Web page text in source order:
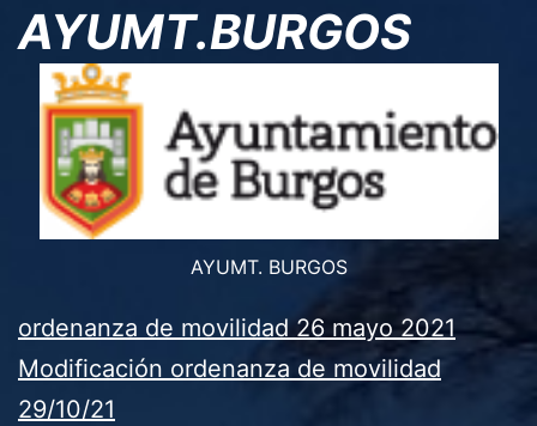
AYUMT.BURGOS
AYUMT. BURGOS
ordenanza de movilidad 26 mayo 2021
Modificación ordenanza de movilidad
29/10/21